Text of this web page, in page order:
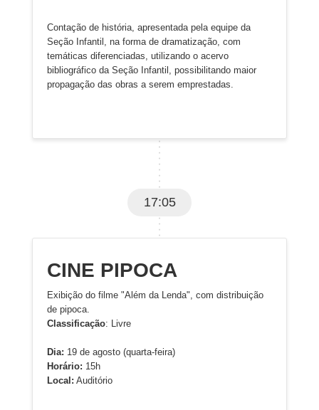
Contação de história, apresentada pela equipe da
Seção Infantil, na forma de dramatização, com
temáticas diferenciadas, utilizando o acervo
bibliográfico da Seção Infantil, possibilitando maior
propagação das obras a serem emprestadas.
17:05
CINE PIPOCA
Exibição do filme "Além da Lenda", com distribuição
de pipoca.
Classificação: Livre
Dia: 19 de agosto (quarta-feira)
Horário: 15h
Local: Auditório